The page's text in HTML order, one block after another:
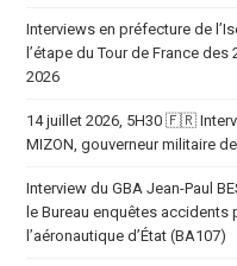
Interviews en préfecture de
l’étape du Tour de France des
2026
14 juillet 2026, 5H30 🇫🇷
MIZON, gouverneur militaire
Interview du GBA Jean-Paul
le Bureau enquêtes accidents
l’aéronautique d’État (BA107)